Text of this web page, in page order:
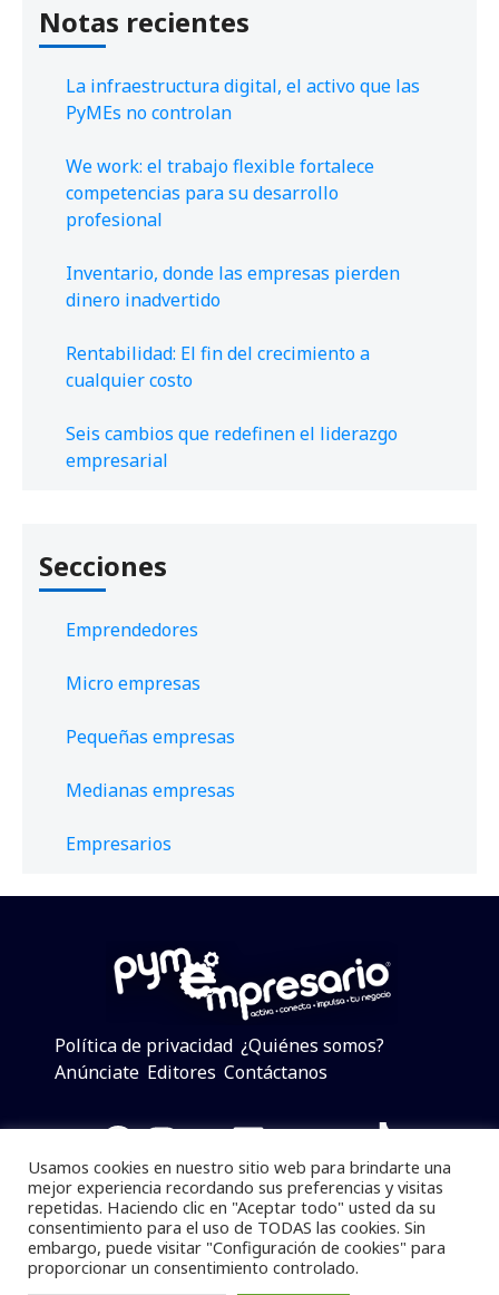
Notas recientes
La infraestructura digital, el activo que las
PyMEs no controlan
We work: el trabajo flexible fortalece
competencias para su desarrollo
profesional
Inventario, donde las empresas pierden
dinero inadvertido
Rentabilidad: El fin del crecimiento a
cualquier costo
Seis cambios que redefinen el liderazgo
empresarial
Secciones
Emprendedores
Micro empresas
Pequeñas empresas
Medianas empresas
Empresarios
Política de privacidad ¿Quiénes somos?
Anúnciate Editores Contáctanos
Facebook
Instagram
Twitter
LinkedIn
Telegram
YouTube
TikTok
Pymempresario © 2025 Todos los derechos reservados.
Se prohibe el uso de la información total o parcial sin
Usamos cookies en nuestro sitio web para brindarte una
mejor experiencia recordando sus preferencias y visitas
repetidas. Haciendo clic en "Aceptar todo" usted da su
consentimiento para el uso de TODAS las cookies. Sin
embargo, puede visitar "Configuración de cookies" para
proporcionar un consentimiento controlado.